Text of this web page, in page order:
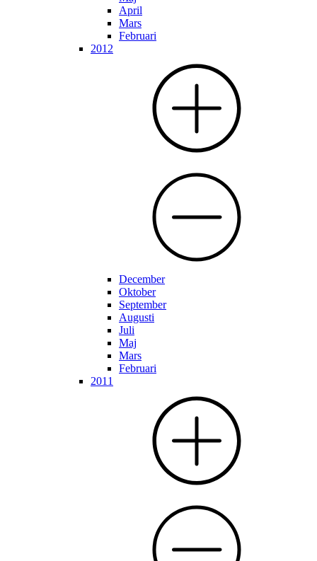
April
Mars
Februari
2012
December
Oktober
September
Augusti
Juli
Maj
Mars
Februari
2011